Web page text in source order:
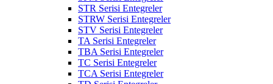
STR Serisi Entegreler
STRW Serisi Entegreler
STV Serisi Entegreler
TA Serisi Entegreler
TBA Serisi Entegreler
TC Serisi Entegreler
TCA Serisi Entegreler